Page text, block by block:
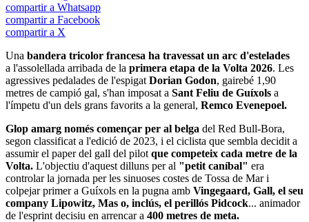
compartir a Whatsapp
compartir a Facebook
compartir a X
Una bandera tricolor francesa ha travessat un arc d'estelades
a l'assolellada arribada de la primera etapa de la Volta 2026. Les
agressives pedalades de l'espigat Dorian Godon, gairebé 1,90
metres de campió gal, s'han imposat a Sant Feliu de Guíxols a
l'ímpetu d'un dels grans favorits a la general, Remco Evenepoel.
Glop amarg només començar per al belga del Red Bull-Bora,
segon classificat a l'edició de 2023, i el ciclista que sembla decidit a
assumir el paper del gall del pilot que competeix cada metre de la
Volta. L'objectiu d'aquest dilluns per al "petit caníbal" era
controlar la jornada per les sinuoses costes de Tossa de Mar i
colpejar primer a Guíxols en la pugna amb Vingegaard, Gall, el seu
company Lipowitz, Mas o, inclús, el perillós Pidcock... animador
de l'esprint decisiu en arrencar a 400 metres de meta.